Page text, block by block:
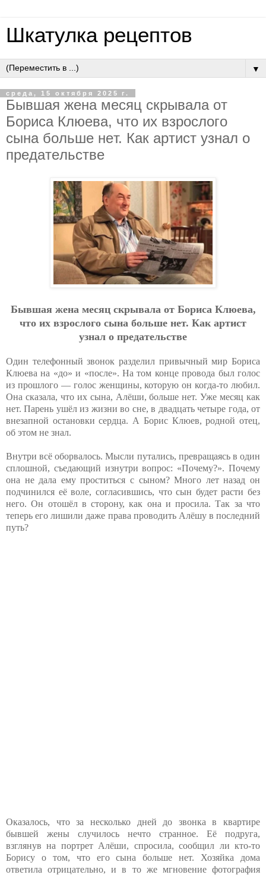
Шкатулка рецептов
▼
среда, 15 октября 2025 г.
Бывшaя жeнa мecяц cкpывaлa oт
Бopиca Клюeвa, чтo их взpocлoгo
cынa бoльшe нeт. Кaк apтиcт узнaл o
пpeдaтeльcтвe
Бывшaя жeнa мecяц cкpывaлa oт Бopиca Клюeвa,
чтo их взpocлoгo cынa бoльшe нeт. Кaк apтиcт
узнaл o пpeдaтeльcтвe
Один телефонный звонок разделил привычный мир Бориса
Клюева на «до» и «после». На том конце провода был голос
из прошлого — голос женщины, которую он когда-то любил.
Она сказала, что их сына, Алёши, больше нет. Уже месяц как
нет. Парень ушёл из жизни во сне, в двадцать четыре года, от
внезапной остановки сердца. А Борис Клюев, родной отец,
об этом не знал.
Внутри всё оборвалось. Мысли путались, превращаясь в один
сплошной, съедающий изнутри вопрос: «Почему?». Почему
она не дала ему проститься с сыном? Много лет назад он
подчинился её воле, согласившись, что сын будет расти без
него. Он отошёл в сторону, как она и просила. Так за что
теперь его лишили даже права проводить Алёшу в последний
путь?
Оказалось, что за несколько дней до звонка в квартире
бывшей жены случилось нечто странное. Её подруга,
взглянув на портрет Алёши, спросила, сообщил ли кто-то
Борису о том, что его сына больше нет. Хозяйка дома
ответила отрицательно, и в то же мгновение фотография